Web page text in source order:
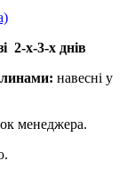
2-х-3-х днів
навесні у
менеджера.